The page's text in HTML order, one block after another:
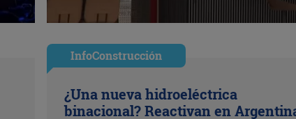
InfoConstrucción
¿Una nueva hidroeléctrica
binacional? Reactivan en